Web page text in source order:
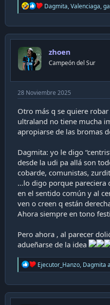
R
e
c
t
Dagmita,Valenciaga,
zhoen
Campeón del Sur
28 Noviembre 2025
Otro más q se quiere
ultraland no tiene mucha
apropiarse de las bromas
Dagmita: yo le digo
desde la udi pa allá son
cobarde, comunistas,
…lo digo porque pareciera
en el sentido común y al
ven o creen q están
Ahora siempre en tono
Pero ahora , al parecer
adueñarse de la idea
R
e
c
t
Ejecutor_Hanzo, Dagmita